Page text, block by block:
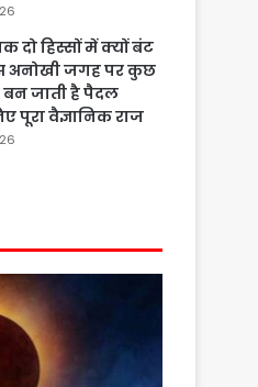
दो हिस्सों में क्यों बंट
अनोखी जगह पर कुछ
जाती है पैदल
पूरा वैज्ञानिक राज